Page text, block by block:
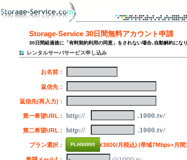
Storage-Service 30日間無料アカウント申請
30日間経過後に「有料契約利用の同意」をされない場合､自動解約にな
レンタルサーバサービス申し込み
お名前：
返信先：
返信先(再入力)：
第一希望URL： http:// .1000.tv/
第二希望URL： http:// .1000.tv/
プラン選択： PLAN3800
(¥3800/月税込) (帯域7Mbps=月間